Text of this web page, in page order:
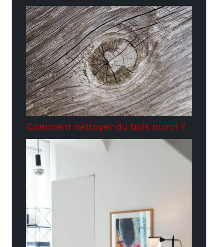
Comment nettoyer du bois noirci ?